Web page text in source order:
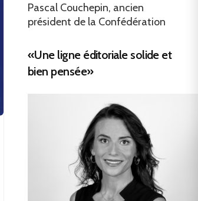
Pascal Couchepin, ancien
président de la Confédération
«Une ligne éditoriale solide et
bien pensée»